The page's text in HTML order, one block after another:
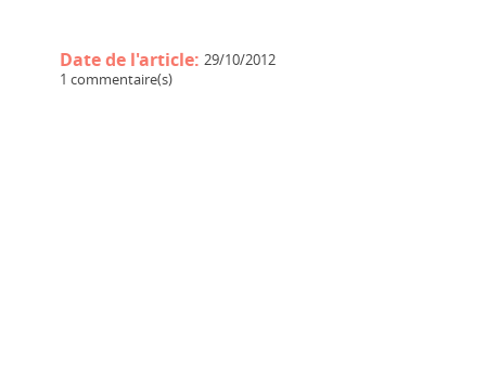
Date de l'article: 29/10/2012
1 commentaire(s)